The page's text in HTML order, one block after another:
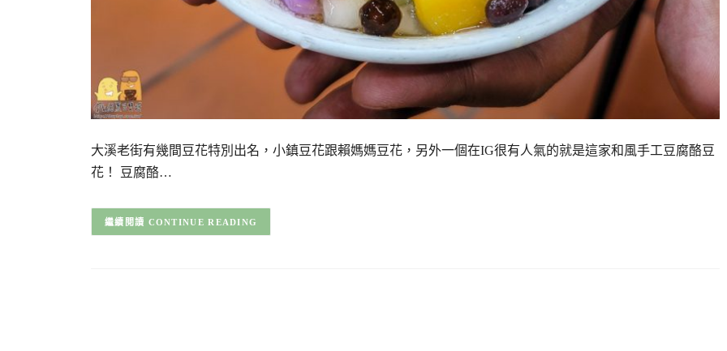
大溪老街有幾間豆花特別出名，小鎮豆花跟賴媽媽豆花，另外一個在IG很有人氣的就是這家和風手工豆腐酪豆
花！ 豆腐酪…
CONTINUE READING